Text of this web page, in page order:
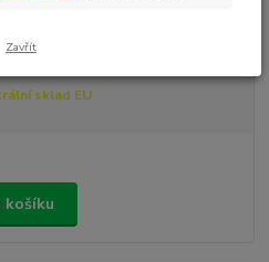
sklad EU
košíku
Zavřít